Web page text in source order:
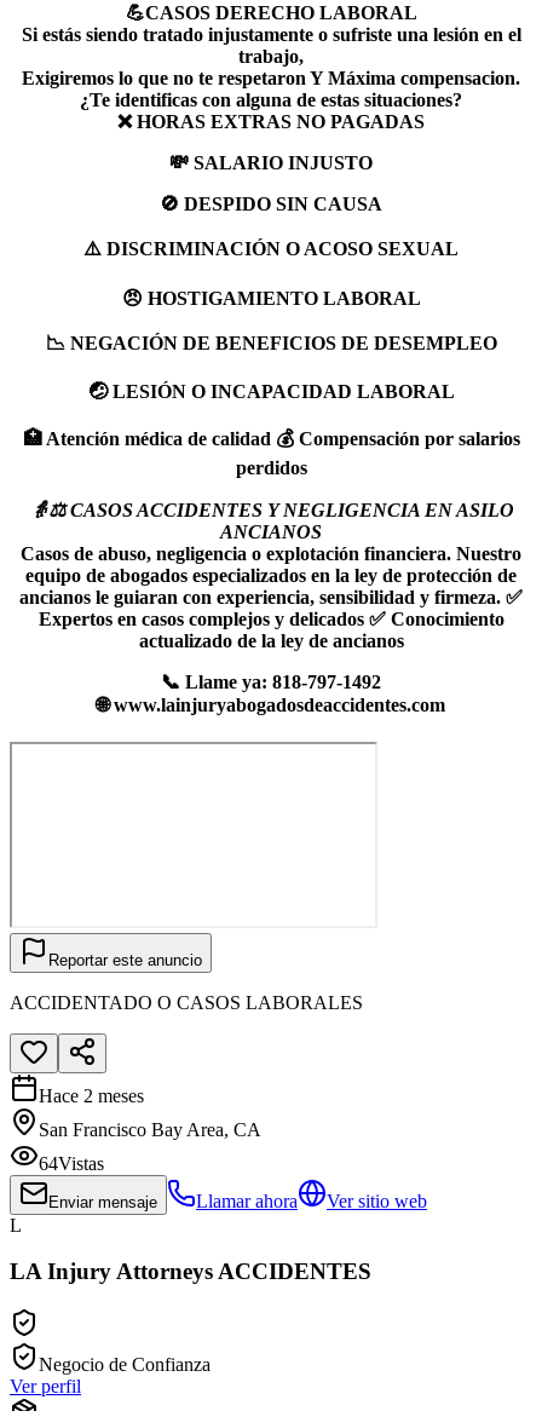
💪CASOS DERECHO LABORAL
Si estás siendo tratado injustamente o sufriste una lesión en el
trabajo,
Exigiremos lo que no te respetaron Y Máxima compensacion.
¿Te identificas con alguna de estas situaciones?
❌ HORAS EXTRAS NO PAGADAS
💸 SALARIO INJUSTO
🚫 DESPIDO SIN CAUSA
⚠️ DISCRIMINACIÓN O ACOSO SEXUAL
😠 HOSTIGAMIENTO LABORAL
📉 NEGACIÓN DE BENEFICIOS DE DESEMPLEO
🤕 LESIÓN O INCAPACIDAD LABORAL
🏥 Atención médica de calidad 💰 Compensación por salarios
perdidos
👵⚖️ CASOS ACCIDENTES Y NEGLIGENCIA EN ASILO
ANCIANOS
Casos de abuso, negligencia o explotación financiera. Nuestro
equipo de abogados especializados en la ley de protección de
ancianos le guiaran con experiencia, sensibilidad y firmeza. ✅
Expertos en casos complejos y delicados ✅ Conocimiento
actualizado de la ley de ancianos
📞 Llame ya: 818-797-1492
🌐 www.lainjuryabogadosdeaccidentes.com
Reportar este anuncio
ACCIDENTADO O CASOS LABORALES
Hace 2 meses
San Francisco Bay Area, CA
64Vistas
Enviar mensaje Llamar ahora
Ver sitio web
L
LA Injury Attorneys ACCIDENTES
Negocio de Confianza
Ver perfil